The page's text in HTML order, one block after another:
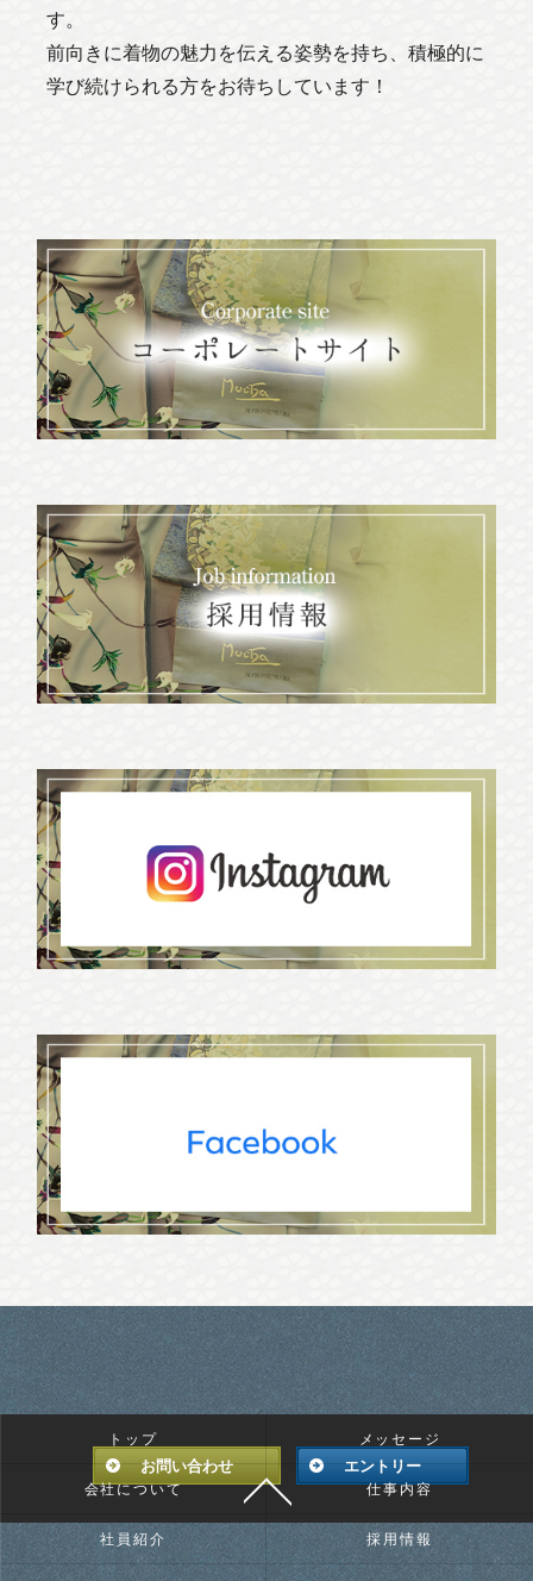
す。
前向きに着物の魅力を伝える姿勢を持ち、積極的に
学び続けられる方をお待ちしています！
お問い合わせ エントリー
トップ メッセージ
会社について 仕事内容
社員紹介 採用情報